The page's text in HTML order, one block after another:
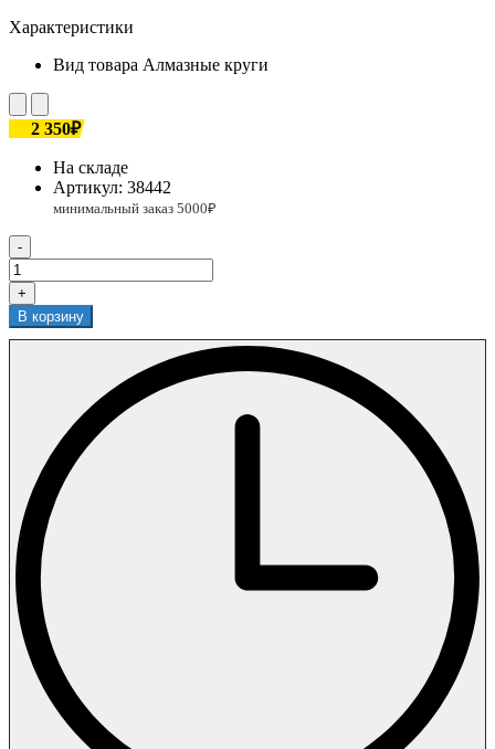
Характеристики
Вид товара Алмазные круги
2 350₽
На складе
Артикул: 38442
-
+
В корзину